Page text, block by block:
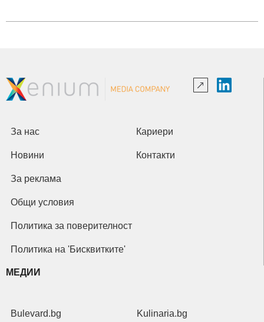
За нас Кариери
Новини Контакти
За реклама
Общи условия
Политика за поверителност
Политика на 'Бисквитките'
МЕДИИ
Bulevard.bg Kulinaria.bg